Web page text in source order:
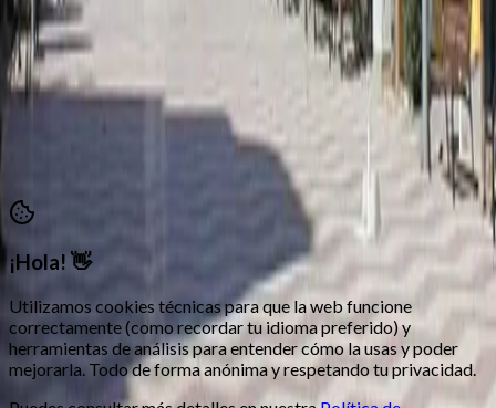
Horario atención: Lun, Mar, Jue y Vie 18:00 – 21:00
secretaria@morosycristianos.eu
Política de Privacidad
Términos y Condiciones
Moros i Cristians Ontinyent.
¡Hola! 👋
Utilizamos cookies técnicas para que la web funcione
correctamente (como recordar tu idioma preferido) y
herramientas de análisis para entender cómo la usas y poder
mejorarla. Todo de forma anónima y respetando tu privacidad.